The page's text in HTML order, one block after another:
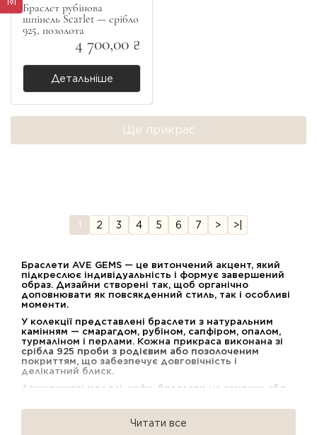
Браслет рубінова
шпінель Scarlet — срібло
925, позолота
4 700,00 ₴
Детальніше
Ще прикрас
1 2 3 4 5 6 7 > >|
Браслети AVE GEMS — це витончений акцент, який
підкреслює індивідуальність і формує завершений
образ. Дизайни створені так, щоб органічно
доповнювати як повсякденний стиль, так і особливі
моменти.
У колекції представлені браслети з натуральним
камінням — смарагдом, рубіном, сапфіром, опалом,
турмаліном і перлами. Кожна прикраса виконана зі
срібла 925 проби з родієвим або позолоченим
покриттям, що забезпечує довговічність і
делікатний блиск.
Ланцюжкові моделі, кафи, браслети на замочку або
адаптувати прикрасу під настрій і стиль. Вони
гармонійно поєднуються між собою, створюючи
сучасні багатошарові комбінації.
Читати все